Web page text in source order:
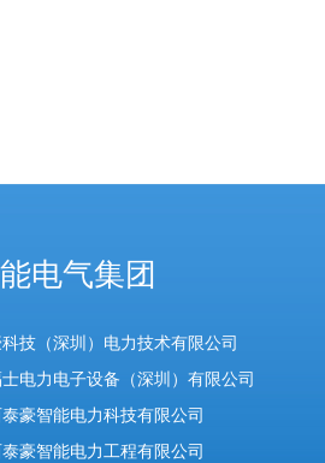
电气集团
技（深圳）电力技术有限公司
电力电子设备（深圳）有限公司
豪智能电力科技有限公司
豪智能电力工程有限公司